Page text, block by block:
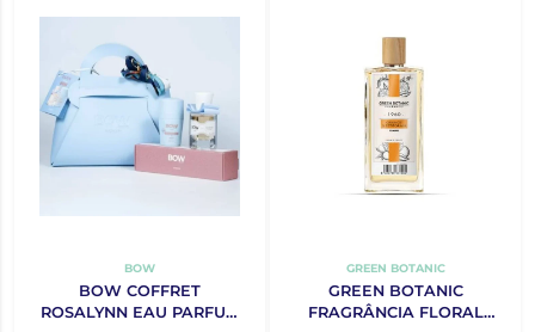
BOW
BOW COFFRET
ROSALYNN EAU PARFUM
GREEN BOTANIC
GREEN BOTANIC
FRAGRÂNCIA FLORAL